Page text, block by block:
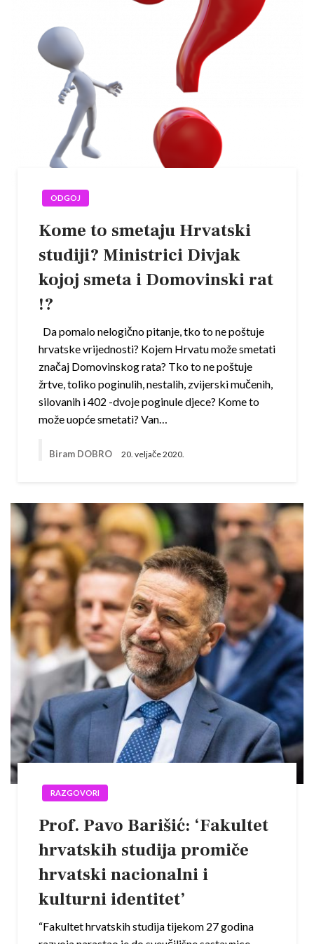
ODGOJ
Kome to smetaju Hrvatski
studiji? Ministrici Divjak
kojoj smeta i Domovinski rat
!?
Da pomalo nelogično pitanje, tko to ne poštuje
hrvatske vrijednosti? Kojem Hrvatu može smetati
značaj Domovinskog rata? Tko to ne poštuje
žrtve, toliko poginulih, nestalih, zvijerski mučenih,
silovanih i 402 -dvoje poginule djece? Kome to
može uopće smetati? Van…
Biram DOBRO 20. veljače 2020.
RAZGOVORI
Prof. Pavo Barišić: ‘Fakultet
hrvatskih studija promiče
hrvatski nacionalni i
kulturni identitet’
“Fakultet hrvatskih studija tijekom 27 godina